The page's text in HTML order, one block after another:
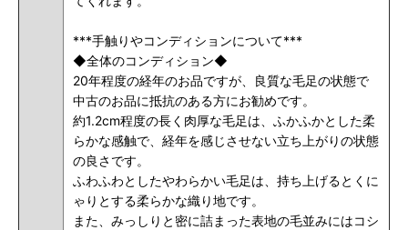
***手触りやコンディションについて***
◆全体のコンディション◆
20年程度の経年のお品ですが、良質な毛足の状態で
中古のお品に抵抗のある方にお勧めです。
約1.2cm程度の長く肉厚な毛足は、ふかふかとした柔
らかな感触で、経年を感じさせない立ち上がりの状態
の良さです。
ふわふわとしたやわらかい毛足は、持ち上げるとくに
ゃりとする柔らかな織り地です。
また、みっしりと密に詰まった表地の毛並みにはコシ